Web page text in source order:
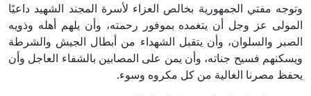
وتوجه مفتي الجمهورية بخالص العزاء لأسرة المجند الشهيد داعيًا
المولى عز وجل أن يتغمده بموفور رحمته، وأن يلهم أهله وذويه
الصبر والسلوان، وأن يتقبل الشهداء من أبطال الجيش والشرطة
ويسكنهم فسيح جناته، وأن يمن على المصابين بالشفاء العاجل وأن
يحفظ مصرنا الغالية من كل مكروه وسوء.